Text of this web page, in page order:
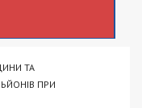
ТА
ПРИ